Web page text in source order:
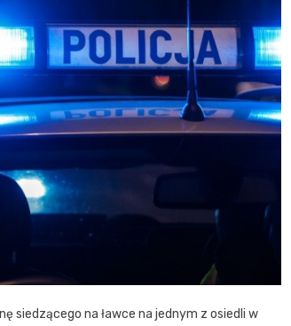
siedzącego na ławce na jednym z osiedli w